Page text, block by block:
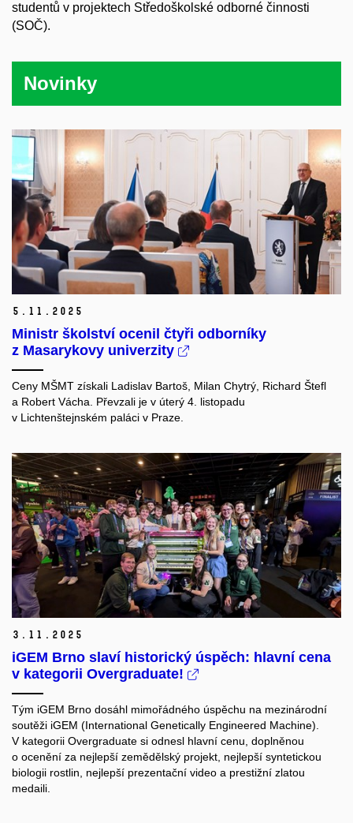
studentů v projektech Středoškolské odborné činnosti
(SOČ).
Novinky
5. 11. 2025
Ministr školství ocenil čtyři odborníky
z Masarykovy univerzity
Ceny MŠMT získali Ladislav Bartoš, Milan Chytrý, Richard Štefl
a Robert Vácha. Převzali je v úterý 4. listopadu
v Lichtenštejnském paláci v Praze.
3. 11. 2025
iGEM Brno slaví historický úspěch: hlavní cena
v kategorii Overgraduate!
Tým iGEM Brno dosáhl mimořádného úspěchu na mezinárodní
soutěži iGEM (International Genetically Engineered Machine).
V kategorii Overgraduate si odnesl hlavní cenu, doplněnou
o ocenění za nejlepší zemědělský projekt, nejlepší syntetickou
biologii rostlin, nejlepší prezentační video a prestižní zlatou
medaili.